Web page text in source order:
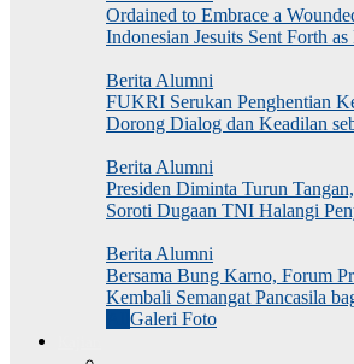
Ordained to Embrace a
Indonesian Jesuits Sent Forth
Berita Alumni
FUKRI Serukan Penghentian
Dorong Dialog dan Keadilan
Berita Alumni
Presiden Diminta Turun
Soroti Dugaan TNI Halangi
Berita Alumni
Bersama Bung Karno, Forum
Kembali Semangat Pancasila
Galeri Foto